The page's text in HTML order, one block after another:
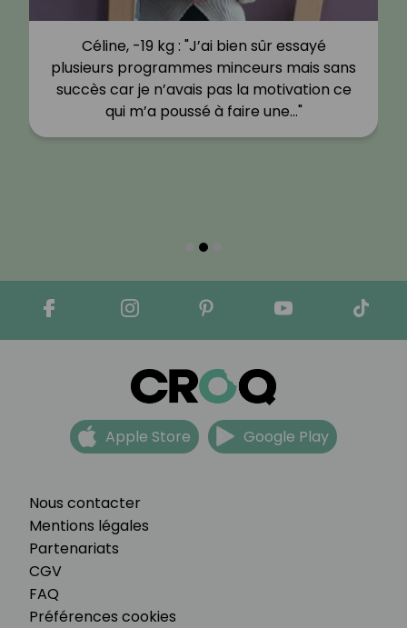
Céline, -19 kg : "J’ai bien sûr essayé
plusieurs programmes minceurs mais sans
succès car je n’avais pas la motivation ce
qui m’a poussé à faire une…"
Nous contacter
Mentions légales
Partenariats
CGV
FAQ
Préférences cookies
Apple Store Google Play